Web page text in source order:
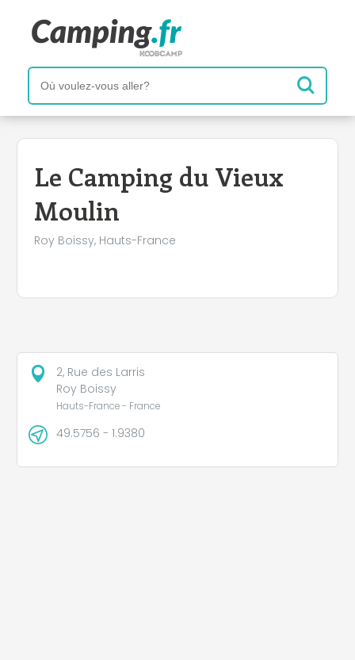
Le Camping du Vieux
Moulin
Roy Boissy, Hauts-France
+
−
2, Rue des Larris
Roy Boissy
Hauts-France - France
49.5756 - 1.9380